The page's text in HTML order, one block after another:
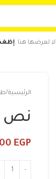
لعرضها هنا .
الرئيسية
نص
EGP